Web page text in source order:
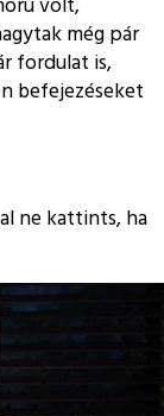
volt,
még pár
fordulat is,
befejezéseket
ne kattints, ha